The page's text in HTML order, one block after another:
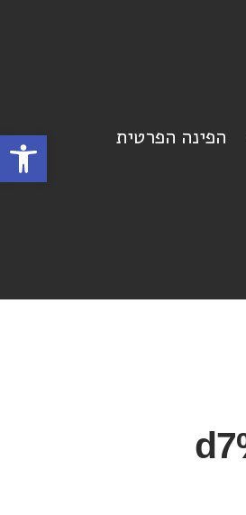
פתח הפינה הפרטית